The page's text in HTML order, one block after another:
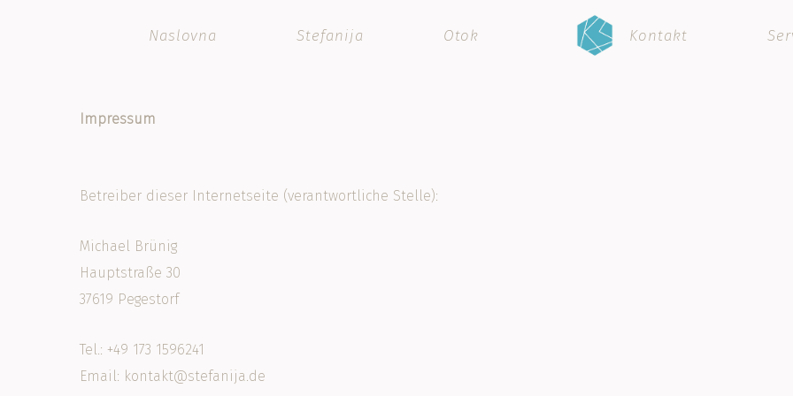
Naslovna Stefanija Otok Kontakt
Impressum
Betreiber dieser Internetseite (verantwortliche Stelle):
Michael Brünig
Hauptstraße 30
37619 Pegestorf
Tel.: +49 173 1596241
Email: kontakt@stefanija.de